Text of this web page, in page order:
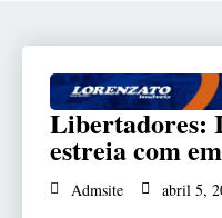
Libertadores:
estreia com
Admsite abril 5,